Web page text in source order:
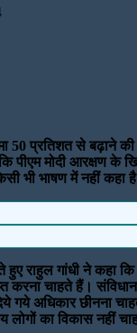
50 प्रतिशत से बढ़ाने
पीएम मोदी आरक्षण
भी भाषण में नहीं
राहुल गांधी ने कहा
करना चाहते हैं।
गये अधिकार छीनना
लोगों का विकास नहीं